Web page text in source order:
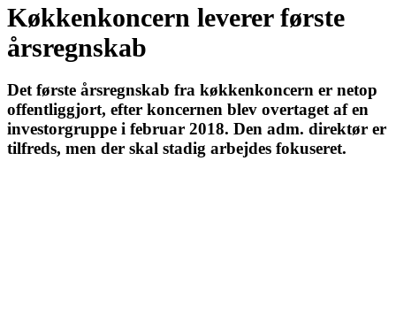
Køkkenkoncern leverer første
årsregnskab
Det første årsregnskab fra køkkenkoncern er netop
offentliggjort, efter koncernen blev overtaget af en
investorgruppe i februar 2018. Den adm. direktør er
tilfreds, men der skal stadig arbejdes fokuseret.